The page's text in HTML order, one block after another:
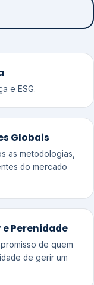
e ESG.
Globais
as metodologias,
do mercado
e Perenidade
de quem
de gerir um